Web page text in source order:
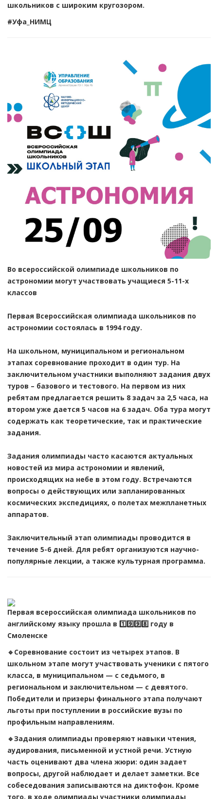
школьников с широким кругозором.
#Уфа_НИМЦ
Во всероссийской олимпиаде школьников по
астрономии могут участвовать учащиеся 5-11-х
классов
Первая Всероссийская олимпиада школьников по
астрономии состоялась в 1994 году.
На школьном, муниципальном и региональном
этапах соревнование проходит в один тур. На
заключительном участники выполняют задания двух
туров – базового и тестового. На первом из них
ребятам предлагается решить 8 задач за 2,5 часа, на
втором уже дается 5 часов на 6 задач. Оба тура могут
содержать как теоретические, так и практические
задания.
Задания олимпиады часто касаются актуальных
новостей из мира астрономии и явлений,
происходящих на небе в этом году. Встречаются
вопросы о действующих или запланированных
космических экспедициях, о полетах межпланетных
аппаратов.
Заключительный этап олимпиады проводится в
течение 5-6 дней. Для ребят организуются научно-
популярные лекции, а также культурная программа.
Первая всероссийская олимпиада школьников по
английскому языку прошла в 1️⃣9️⃣9️⃣8️⃣ году в
Смоленске
🔹Соревнование состоит из четырех этапов. В
школьном этапе могут участвовать ученики с пятого
класса, в муниципальном — с седьмого, в
региональном и заключительном — с девятого.
Победители и призеры финального этапа получают
льготы при поступлении в российские вузы по
профильным направлениям.
🔹Задания олимпиады проверяют навыки чтения,
аудирования, письменной и устной речи. Устную
часть оценивают два члена жюри: один задает
вопросы, другой наблюдает и делает заметки. Все
собеседования записываются на диктофон. Кроме
того, в ходе олимпиады участники олимпиады